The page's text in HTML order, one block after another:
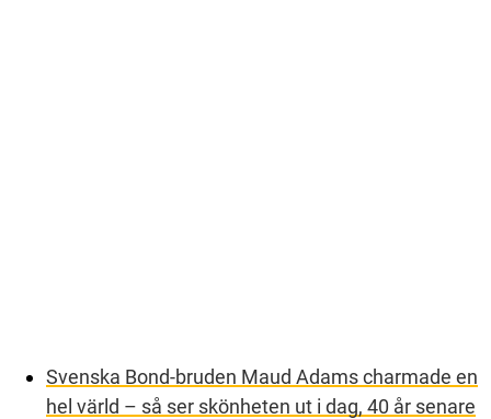
Svenska Bond-bruden Maud Adams charmade en
hel värld – så ser skönheten ut i dag, 40 år senare